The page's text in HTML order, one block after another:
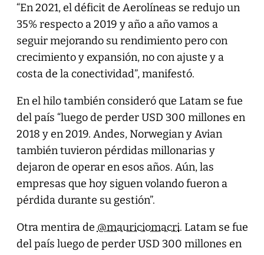
“En 2021, el déficit de Aerolíneas se redujo un
35% respecto a 2019 y año a año vamos a
seguir mejorando su rendimiento pero con
crecimiento y expansión, no con ajuste y a
costa de la conectividad”, manifestó.
En el hilo también consideró que Latam se fue
del país “luego de perder USD 300 millones en
2018 y en 2019. Andes, Norwegian y Avian
también tuvieron pérdidas millonarias y
dejaron de operar en esos años. Aún, las
empresas que hoy siguen volando fueron a
pérdida durante su gestión”.
Otra mentira de @mauriciomacri. Latam se fue
del país luego de perder USD 300 millones en